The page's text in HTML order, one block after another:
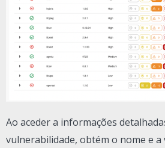
Ao aceder a informações
vulnerabilidade, obtém o nome e a